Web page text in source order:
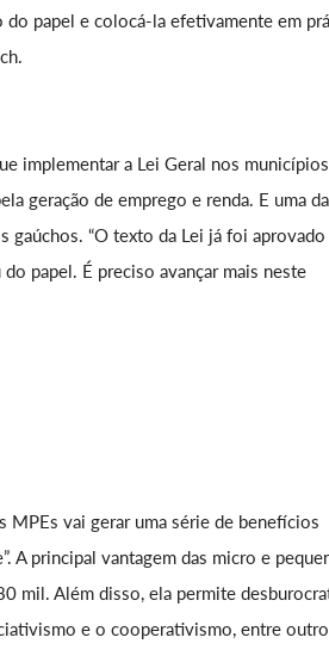
papel e colocá-la efetivamente em
implementar a Lei Geral nos municípios
geração de emprego e renda. E uma
gaúchos. “O texto da Lei já foi aprovado
papel. É preciso avançar mais neste
MPEs vai gerar uma série de benefícios
A principal vantagem das micro e
mil. Além disso, ela permite
e o cooperativismo, entre